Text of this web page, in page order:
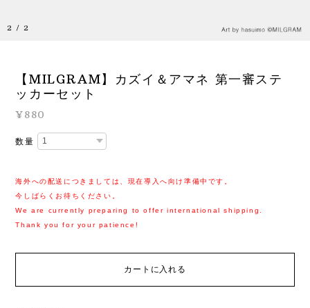
1/ 2
【MILGRAM】カズイ＆アマネ 第一審ステ
ッカーセット
¥880
数量
海外への配送につきましては、現在導入へ向け準備中です。
今しばらくお待ちください。
We are currently preparing to offer international shipping.
Thank you for your patience!
カートに入れる